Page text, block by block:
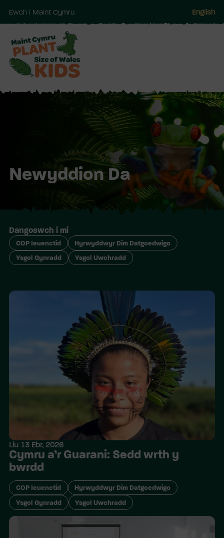
Neidio
i'r
gynnwy
Ewch i Maint Cymru English
Newyddion Da
Dangoswch i mi
COP Ieuenctid Hyrwyddwyr Dim Datgoedwigo
Ysgol Gynradd Ysgol Uwchradd
Llu 13 Ebr, 2026
Cymru a’r Guarani: Sedd wrth y
bwrdd
COP Ieuenctid Hyrwyddwyr Dim Datgoedwigo
Ysgol Gynradd Ysgol Uwchradd